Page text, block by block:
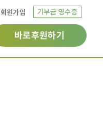
회원가입 기부금 영수증
바로후원하기